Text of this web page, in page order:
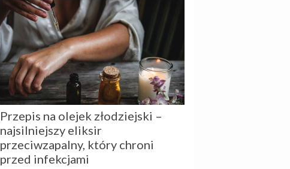
Przepis na olejek złodziejski –
najsilniejszy eliksir
przeciwzapalny, który chroni
przed infekcjami